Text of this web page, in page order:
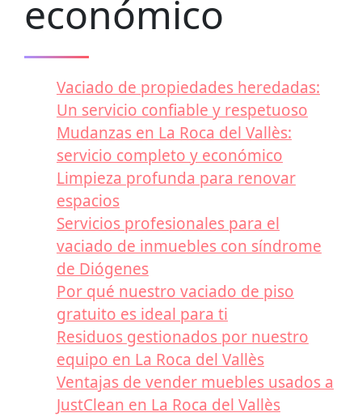
económico
Vaciado de propiedades heredadas:
Un servicio confiable y respetuoso
Mudanzas en La Roca del Vallès:
servicio completo y económico
Limpieza profunda para renovar
espacios
Servicios profesionales para el
vaciado de inmuebles con síndrome
de Diógenes
Por qué nuestro vaciado de piso
gratuito es ideal para ti
Residuos gestionados por nuestro
equipo en La Roca del Vallès
Ventajas de vender muebles usados a
JustClean en La Roca del Vallès